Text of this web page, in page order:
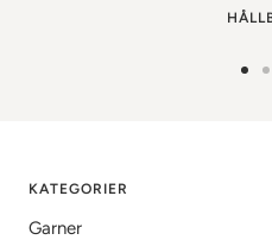
KATEGORIER
Garner